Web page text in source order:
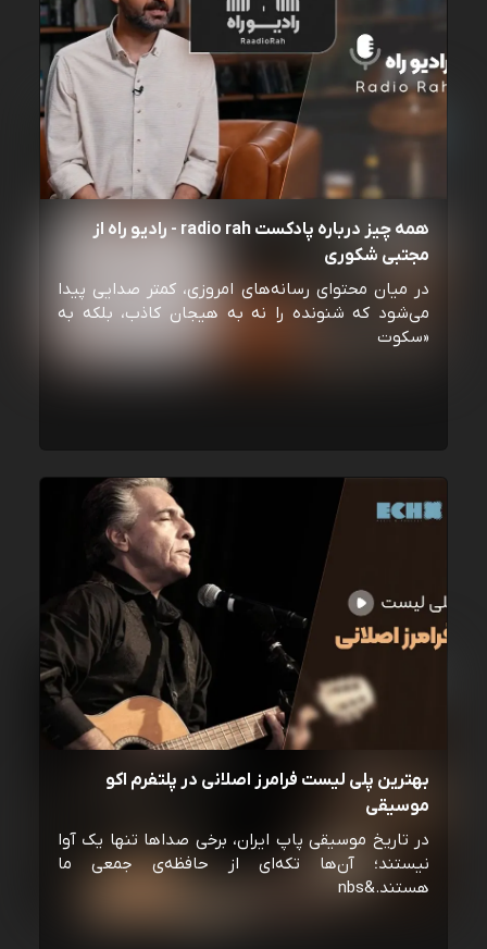
همه چیز درباره پادکست radio rah - رادیو راه از
مجتبی شکوری
در میان محتوای رسانه‌های امروزی، کمتر صدایی پیدا
می‌شود که شنونده را نه به هیجان کاذب، بلکه به
«سکوت
بهترین پلی لیست فرامرز اصلانی در پلتفرم اکو
موسیقی
در تاریخ موسیقی پاپ ایران، برخی صداها تنها یک آوا
نیستند؛ آن‌ها تکه‌ای از حافظه‌ی جمعی ما
هستند.&nbs